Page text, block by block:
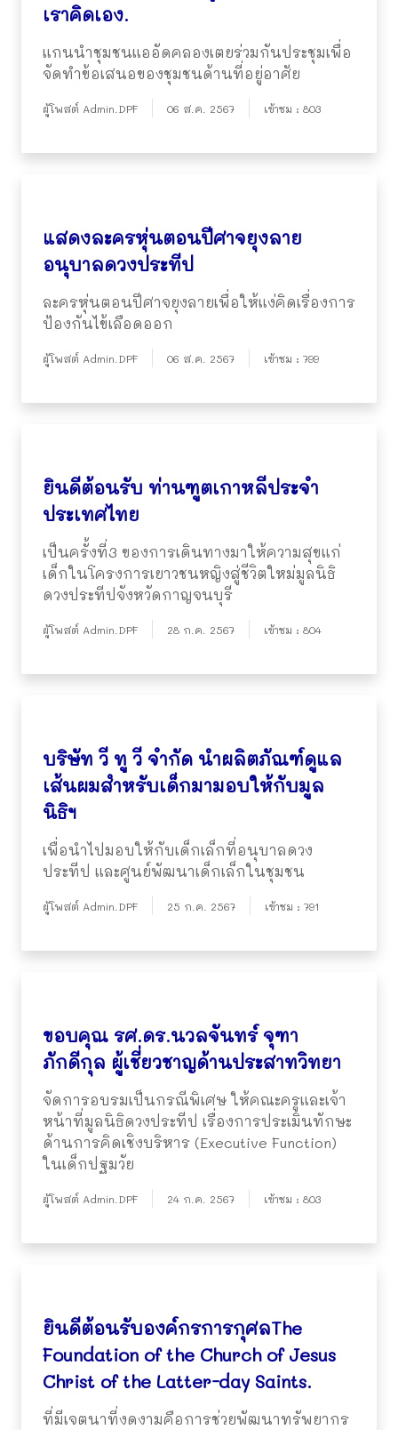
เราคิดเอง.
แกนนำชุมชนแออัดคลองเตยร่วมกันประชุมเพื่อ
จัดทำข้อเสนอของชุมชนด้านที่อยู่อาศัย
ผู้โพสต์ Admin.DPF 06 ส.ค. 2567 เข้าชม : 803
แสดงละครหุ่นตอนปีศาจยุงลาย
อนุบาลดวงประทีป
ละครหุ่นตอนปีศาจยุงลายเพื่อให้แง่คิดเรื่องการ
ป้องกันไข้เลือดออก
ผู้โพสต์ Admin.DPF 06 ส.ค. 2567 เข้าชม : 799
ยินดีต้อนรับ ท่านฑูตเกาหลีประจำ
ประเทศไทย
เป็นครั้งที่3 ของการเดินทางมาให้ความสุขแก่
เด็กในโครงการเยาวชนหญิงสู่ชีวิตใหม่มูลนิธิ
ดวงประทีปจังหวัดกาญจนบุรี
ผู้โพสต์ Admin.DPF 28 ก.ค. 2567 เข้าชม : 804
บริษัท วี ทู วี จำกัด นำผลิตภัณฑ์ดูแล
เส้นผมสำหรับเด็กมามอบให้กับมูล
นิธิฯ
เพื่อนำไปมอบให้กับเด็กเล็กที่อนุบาลดวง
ประทีป และศูนย์พัฒนาเด็กเล็กในชุมชน
ผู้โพสต์ Admin.DPF 25 ก.ค. 2567 เข้าชม : 791
ขอบคุณ รศ.ดร.นวลจันทร์ จุฑา
ภักดีกุล ผู้เชี่ยวชาญด้านประสาทวิทยา
จัดการอบรมเป็นกรณีพิเศษ ให้คณะครูและเจ้า
หน้าที่มูลนิธิดวงประทีป เรื่องการประเมินทักษะ
ด้านการคิดเชิงบริหาร (Executive Function)
ในเด็กปฐมวัย
ผู้โพสต์ Admin.DPF 24 ก.ค. 2567 เข้าชม : 803
ยินดีต้อนรับองค์กรการกุศลThe
Foundation of the Church of Jesus
Christ of the Latter-day Saints.
ที่มีเจตนาที่งดงามคือการช่วยพัฒนาทรัพยากร